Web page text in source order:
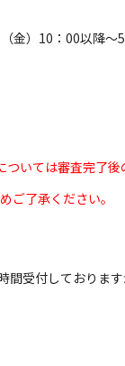
）10：00以降～
いては審査完了
ご了承ください。
受付しておりま